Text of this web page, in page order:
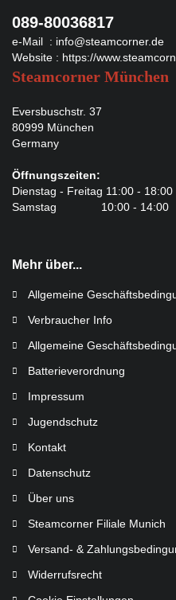
089-80036817
e-Mail : info@steamcorner.de
Website : https://
Steamcorner München
Eversbuschstr. 37
80999 München
Germany
Öffnungszeiten:
Dienstag - Freitag 11:00 - 18:00
Samstag 10:00 - 14:00
Mehr über...
Allgemeine
Verbraucher Info
Allgemeine
Batterieverordnung
Impressum
Jugendschutz
Kontakt
Datenschutz
Über uns
Steamcorner Filiale Munich
Versand- &
Widerrufsrecht